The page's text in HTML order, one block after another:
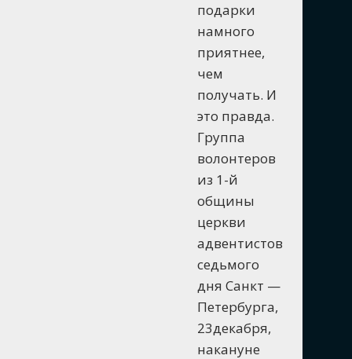
подарки
намного
приятнее,
чем
получать. И
это правда.
Группа
волонтеров
из 1-й
общины
церкви
адвентистов
седьмого
дня Санкт —
Петербурга,
23декабря,
накануне